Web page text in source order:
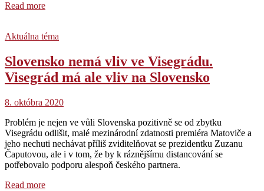
Read more
Aktuálna téma
Slovensko nemá vliv ve Visegrádu.
Visegrád má ale vliv na Slovensko
8. októbra 2020
Problém je nejen ve vůli Slovenska pozitivně se od zbytku
Visegrádu odlišit, malé mezinárodní zdatnosti premiéra Matoviče a
jeho nechuti nechávat příliš zviditelňovat se prezidentku Zuzanu
Čaputovou, ale i v tom, že by k ráznějšímu distancování se
potřebovalo podporu alespoň českého partnera.
Read more